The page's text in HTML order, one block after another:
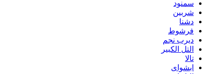
سمنود
شربين
دشنا
فرشوط
ديرب نجم
التل الكبير
تالا
ابشواى